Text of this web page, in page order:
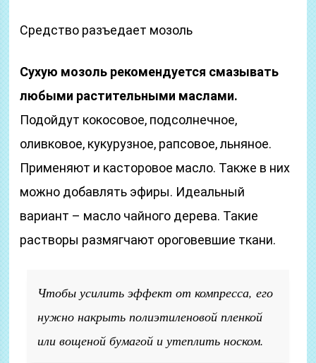
Средство разъедает мозоль
Сухую мозоль рекомендуется смазывать
любыми растительными маслами.
Подойдут кокосовое, подсолнечное,
оливковое, кукурузное, рапсовое, льняное.
Применяют и касторовое масло. Также в них
можно добавлять эфиры. Идеальный
вариант – масло чайного дерева. Такие
растворы размягчают ороговевшие ткани.
Чтобы усилить эффект от компресса, его
нужно накрыть полиэтиленовой пленкой
или вощеной бумагой и утеплить носком.